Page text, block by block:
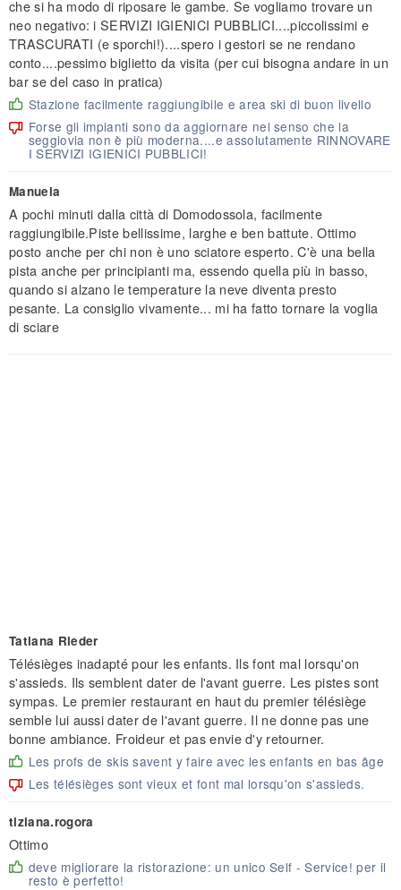
che si ha modo di riposare le gambe. Se vogliamo trovare un
neo negativo: i SERVIZI IGIENICI PUBBLICI....piccolissimi e
TRASCURATI (e sporchi!)....spero i gestori se ne rendano
conto....pessimo biglietto da visita (per cui bisogna andare in un
bar se del caso in pratica)
Stazione facilmente raggiungibile e area ski di buon livello
Forse gli impianti sono da aggiornare nel senso che la
seggiovia non è più moderna....e assolutamente RINNOVARE
I SERVIZI IGIENICI PUBBLICI!
Manuela
A pochi minuti dalla città di Domodossola, facilmente
raggiungibile.Piste bellissime, larghe e ben battute. Ottimo
posto anche per chi non è uno sciatore esperto. C'è una bella
pista anche per principianti ma, essendo quella più in basso,
quando si alzano le temperature la neve diventa presto
pesante. La consiglio vivamente... mi ha fatto tornare la voglia
di sciare
Tatiana Rieder
Télésièges inadapté pour les enfants. Ils font mal lorsqu'on
s'assieds. Ils semblent dater de l'avant guerre. Les pistes sont
sympas. Le premier restaurant en haut du premier télésiège
semble lui aussi dater de l'avant guerre. Il ne donne pas une
bonne ambiance. Froideur et pas envie d'y retourner.
Les profs de skis savent y faire avec les enfants en bas âge
Les télésièges sont vieux et font mal lorsqu'on s'assieds.
tiziana.rogora
Ottimo
deve migliorare la ristorazione: un unico Self - Service! per il
resto è perfetto!